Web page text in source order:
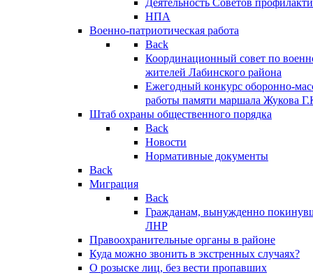
Деятельность Советов
НПА
Военно-патриотическая работа
Back
Координационный совет по
жителей Лабинского района
Ежегодный конкурс оборонно-
работы памяти маршала Жукова
Штаб охраны общественного порядка
Back
Новости
Нормативные документы
Back
Миграция
Back
Гражданам, вынужденно
ЛНР
Правоохранительные органы в районе
Куда можно звонить в экстренных случаях?
О розыске лиц, без вести пропавших